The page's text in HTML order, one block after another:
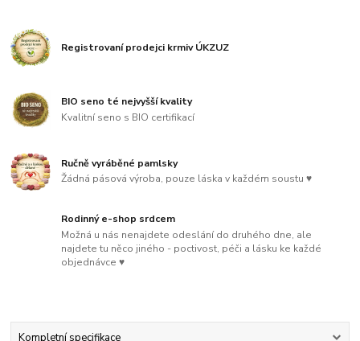
Registrovaní prodejci krmiv ÚKZUZ
BIO seno té nejvyšší kvality
Kvalitní seno s BIO certifikací
Ručně vyráběné pamlsky
Žádná pásová výroba, pouze láska v každém soustu ♥
Rodinný e-shop srdcem
Možná u nás nenajdete odeslání do druhého dne, ale
najdete tu něco jiného - poctivost, péči a lásku ke každé
objednávce ♥
Kompletní specifikace